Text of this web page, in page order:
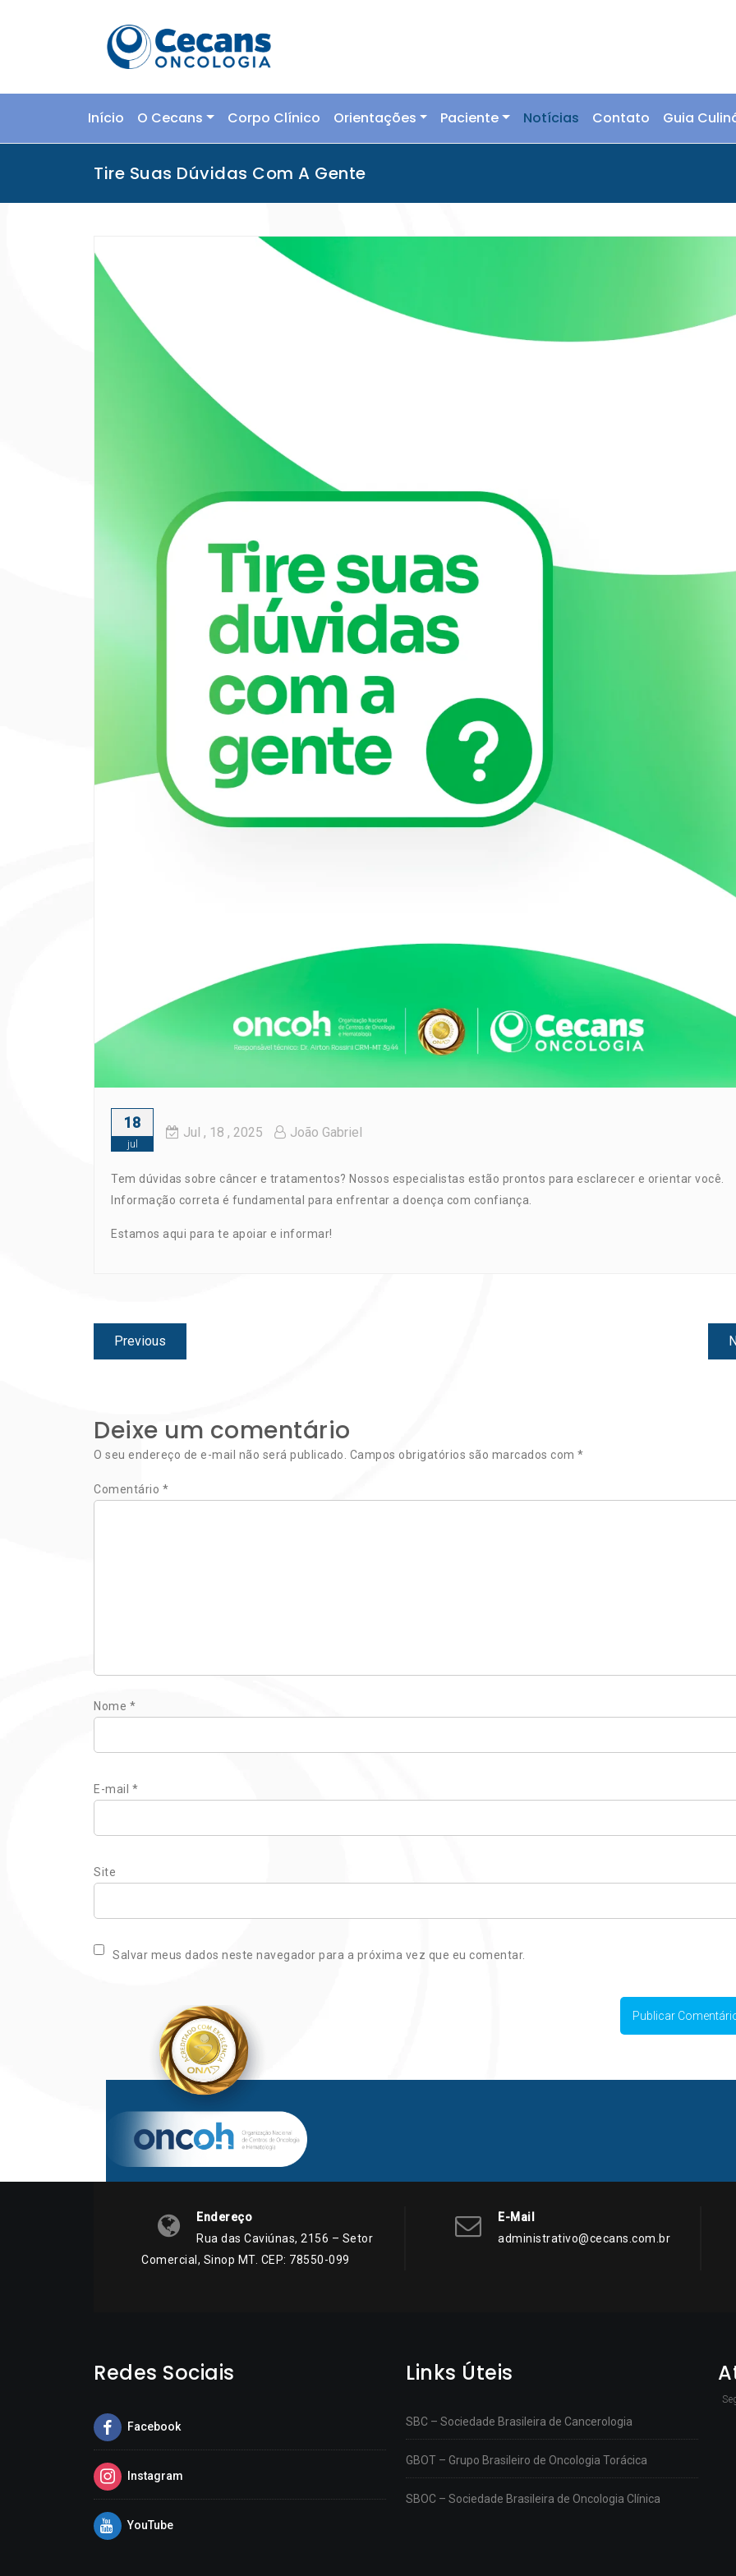
Início O Cecans Corpo Clínico Orientações Paciente Notícias Contato Guia
Tire Suas Dúvidas Com A Gente
18
jul
Jul , 18 , 2025 João Gabriel
Tem dúvidas sobre câncer e tratamentos? Nossos especialistas estão prontos para esclarecer e orientar você.
Informação correta é fundamental para enfrentar a doença com confiança.
Estamos aqui para te apoiar e informar!
Navegação
de
Previous
post:
Deixe um comentário
O seu endereço de e-mail não será publicado. Campos obrigatórios são marcados com *
Comentário *
Nome *
E-mail *
Site
Salvar meus dados neste navegador para a próxima vez que eu comentar.
Endereço
Rua das Caviúnas, 2156 – Setor
Comercial, Sinop MT. CEP: 78550-099
E-Mail
administrativo@cecans.com.br
Redes Sociais
Facebook
Instagram
YouTube
Links Úteis
SBC – Sociedade Brasileira de Cancerologia
GBOT – Grupo Brasileiro de Oncologia Torácica
SBOC – Sociedade Brasileira de Oncologia Clínica